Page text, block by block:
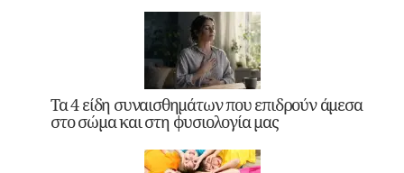
Τα 4 είδη συναισθημάτων που επιδρούν άμεσα
στο σώμα και στη φυσιολογία μας